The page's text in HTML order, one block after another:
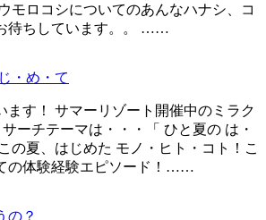
モロコシについてのあんなハナシ、コ
待ちしています。。 ……
・め・て
ます！ サマーリゾート開催中のミラク
ーチテーマは・・・「 ひと夏の は・
の夏、はじめた モノ・ヒト・コト！こ
の体験経験エピソード！……
の？